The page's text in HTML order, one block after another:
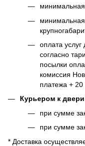
оплата услуг
согласно
посылки
комиссия
платежа + 20
Курьером к
при сумме
при сумме
* Доставка